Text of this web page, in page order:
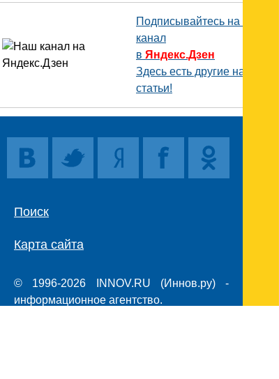
Подписывайтесь на наш
канал
в Яндекс.Дзен
Здесь есть другие наши
статьи!
Поиск
Карта сайта
© 1996-2026 INNOV.RU (Иннов.ру) -
информационное агентство.